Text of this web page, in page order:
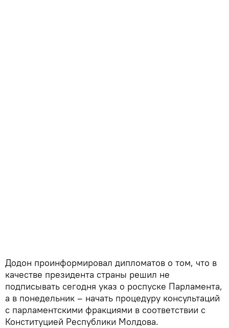
Додон проинформировал дипломатов о том, что в
качестве президента страны решил не
подписывать сегодня указ о роспуске Парламента,
а в понедельник – начать процедуру консультаций
с парламентскими фракциями в соответствии с
Конституцией Республики Молдова.